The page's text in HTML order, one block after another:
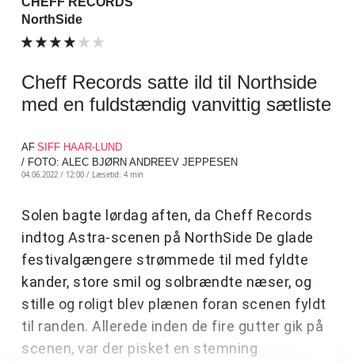
NorthSide
Cheff Records satte ild til Northside
med en fuldstændig vanvittig sætliste
AF SIFF HAAR-LUND
/ FOTO: ALEC BJØRN ANDREEV JEPPESEN
04.06.2022 / 12:00 / Læsetid: 4 min
Solen bagte lørdag aften, da Cheff Records
indtog Astra-scenen på NorthSide De glade
festivalgængere strømmede til med fyldte
kander, store smil og solbrændte næser, og
stille og roligt blev plænen foran scenen fyldt
til randen. Allerede inden de fire gutter gik på
scenen, var der pisket en stemning